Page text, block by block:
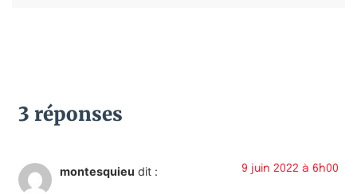
3 réponses
montesquieu dit : 9 juin 2022 à 6h00